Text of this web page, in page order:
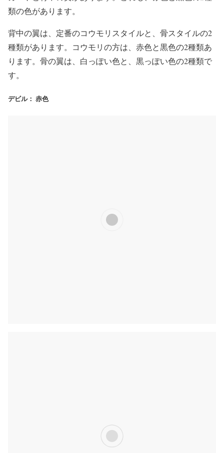
類の色があります。
背中の翼は、定番のコウモリスタイルと、骨スタイルの2
種類があります。コウモリの方は、赤色と黒色の2種類あ
ります。骨の翼は、白っぽい色と、黒っぽい色の2種類で
す。
デビル： 赤色